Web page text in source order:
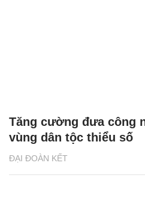
ĐẠI ĐOÀN KẾT
Tăng cường đưa công
vùng dân tộc thiểu số